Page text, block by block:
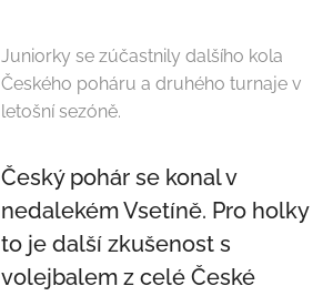
Juniorky se zúčastnily dalšího kola
Českého poháru a druhého turnaje v
letošní sezóně.
Český pohár se konal v
nedalekém Vsetíně. Pro holky
to je další zkušenost s
volejbalem z celé České